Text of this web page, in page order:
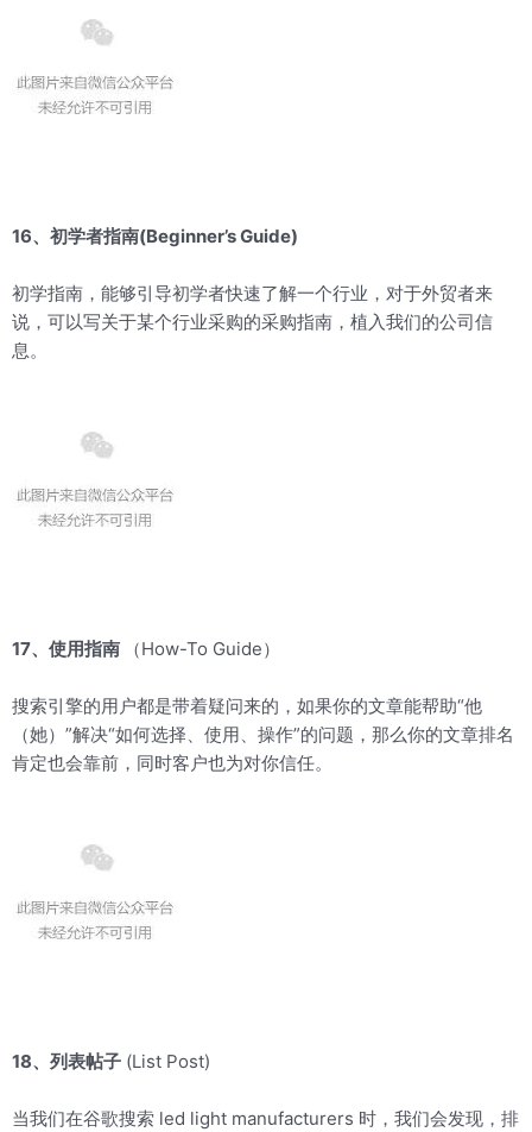
16、初学者指南(Beginner’s Guide)
初学指南，能够引导初学者快速了解一个行业，对于外贸者来
说，可以写关于某个行业采购的采购指南，植入我们的公司信
息。
17、使用指南 （How-To Guide）
搜索引擎的用户都是带着疑问来的，如果你的文章能帮助“他
（她）”解决“如何选择、使用、操作”的问题，那么你的文章排名
肯定也会靠前，同时客户也为对你信任。
18、列表帖子 (List Post)
当我们在谷歌搜索 led light manufacturers 时，我们会发现，排